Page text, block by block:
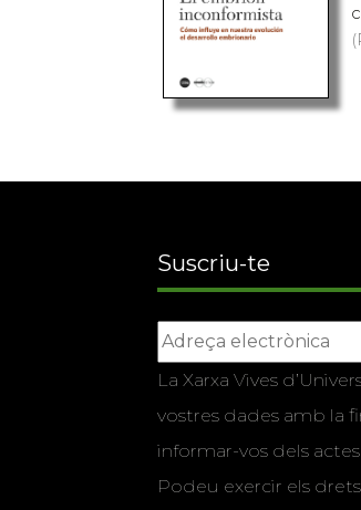
Suscriu-te
La Xarxa Vives
vostres dades amb la
informar-vos dels
Podeu exercir els